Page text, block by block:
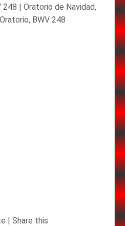
248 | Oratorio de Navidad,
BWV 248